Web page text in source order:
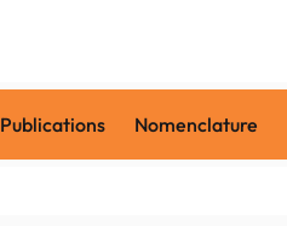
Publications Nomenclature